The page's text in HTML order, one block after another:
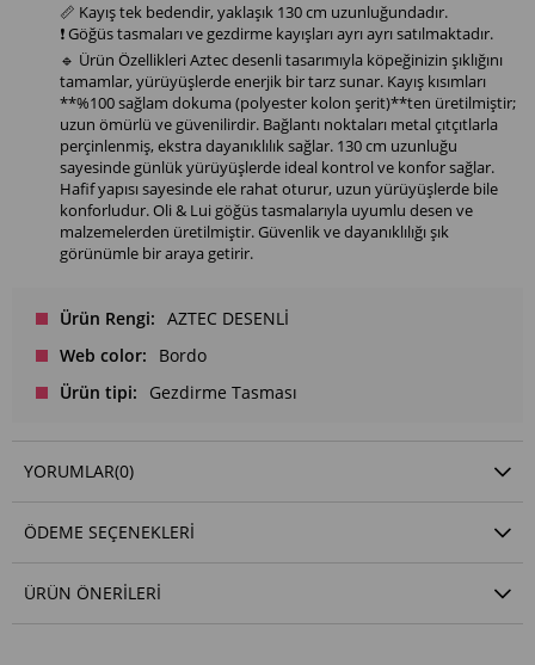
📏 Kayış tek bedendir, yaklaşık 130 cm uzunluğundadır.
❗ Göğüs tasmaları ve gezdirme kayışları ayrı ayrı satılmaktadır.
🔹 Ürün Özellikleri Aztec desenli tasarımıyla köpeğinizin şıklığını
tamamlar, yürüyüşlerde enerjik bir tarz sunar. Kayış kısımları
**%100 sağlam dokuma (polyester kolon şerit)**ten üretilmiştir;
uzun ömürlü ve güvenilirdir. Bağlantı noktaları metal çıtçıtlarla
perçinlenmiş, ekstra dayanıklılık sağlar. 130 cm uzunluğu
sayesinde günlük yürüyüşlerde ideal kontrol ve konfor sağlar.
Hafif yapısı sayesinde ele rahat oturur, uzun yürüyüşlerde bile
konforludur. Oli & Lui göğüs tasmalarıyla uyumlu desen ve
malzemelerden üretilmiştir. Güvenlik ve dayanıklılığı şık
görünümle bir araya getirir.
Ürün Rengi
AZTEC DESENLİ
Web color
Bordo
Ürün tipi
Gezdirme Tasması
YORUMLAR(0)
ÖDEME SEÇENEKLERI
ÜRÜN ÖNERILERI